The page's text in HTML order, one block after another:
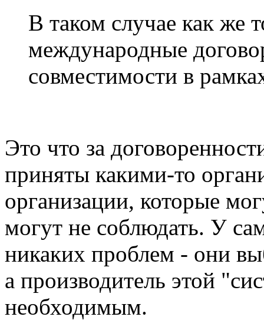
В таком случае как же
международные
совместимости в
Это что за
приняты какими-то
организации, которые
могут не соблюдать. У
никаких проблем - они
а производитель этой
необходимым.